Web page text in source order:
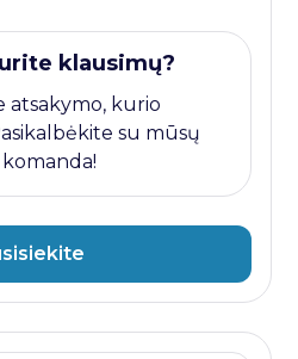
klausimų?
atsakymo, kurio
su mūsų